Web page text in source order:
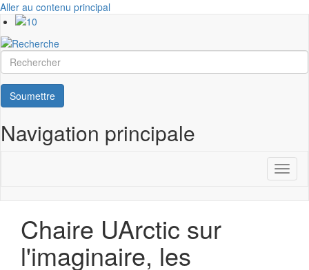
Aller au contenu principal
Rechercher
Soumettre
Navigation principale
Chaire UArctic sur
l'imaginaire, les